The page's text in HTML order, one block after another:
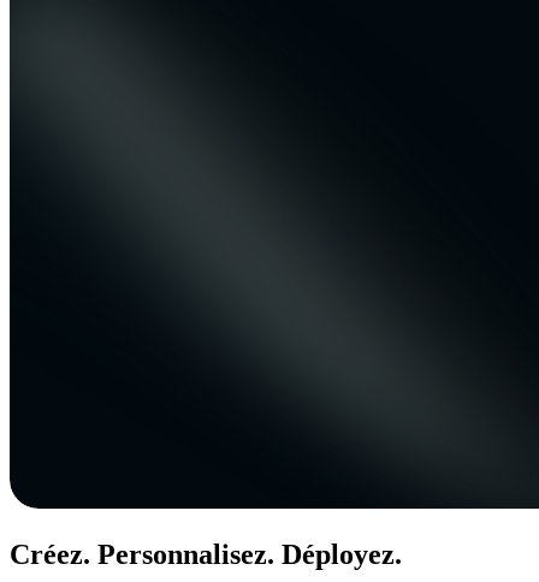
Créez. Personnalisez. Déployez.